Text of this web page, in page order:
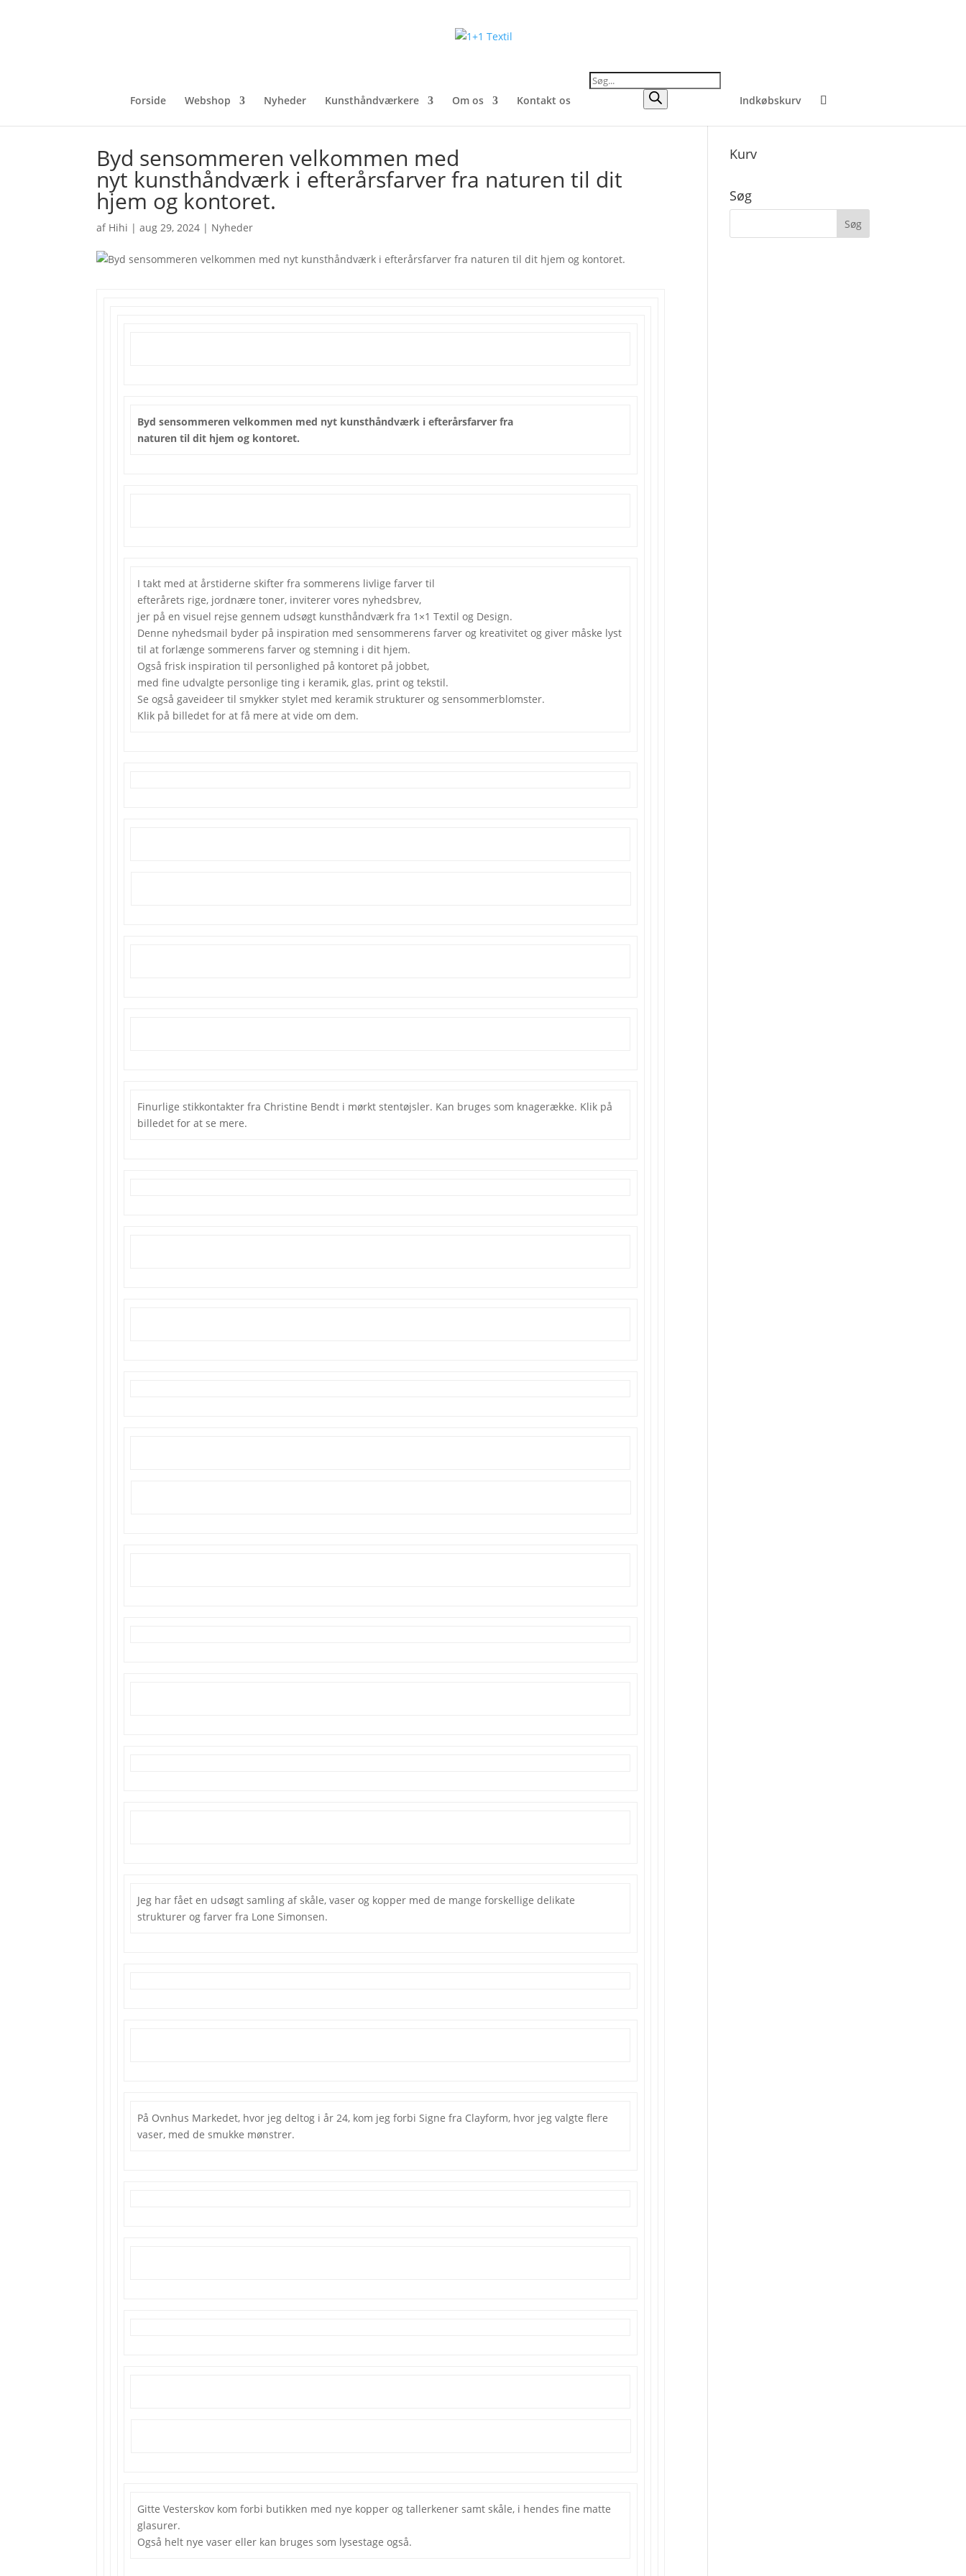
Forside Webshop Nyheder Kunsthåndværkere Om os Kontakt os
Products
search
Indkøbskurv
Byd sensommeren velkommen med
nyt kunsthåndværk i efterårsfarver fra naturen til dit
hjem og kontoret.
af Hihi |aug 29, 2024 | Nyheder
Byd sensommeren velkommen med nyt kunsthåndværk i efterårsfarver fra
naturen til dit hjem og kontoret.
I takt med at årstiderne skifter fra sommerens livlige farver til
efterårets rige, jordnære toner, inviterer vores nyhedsbrev,
jer på en visuel rejse gennem udsøgt kunsthåndværk fra 1×1 Textil og Design.
Denne nyhedsmail byder på inspiration med sensommerens farver og kreativitet og giver måske lyst
til at forlænge sommerens farver og stemning i dit hjem.
Også frisk inspiration til personlighed på kontoret på jobbet,
med fine udvalgte personlige ting i keramik, glas, print og tekstil.
Se også gaveideer til smykker stylet med keramik strukturer og sensommerblomster.
Klik på billedet for at få mere at vide om dem.
Finurlige stikkontakter fra Christine Bendt i mørkt stentøjsler. Kan bruges som knagerække. Klik på
billedet for at se mere.
Jeg har fået en udsøgt samling af skåle, vaser og kopper med de mange forskellige delikate
strukturer og farver fra Lone Simonsen.
På Ovnhus Markedet, hvor jeg deltog i år 24, kom jeg forbi Signe fra Clayform, hvor jeg valgte flere
vaser, med de smukke mønstrer.
Gitte Vesterskov kom forbi butikken med nye kopper og tallerkener samt skåle, i hendes fine matte
glasurer.
Også helt nye vaser eller kan bruges som lysestage også.
Kurv
Søg